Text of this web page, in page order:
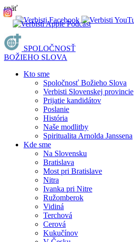
späť
SPOLOČNOSŤ
BOŽIEHO SLOVA
Kto sme
Spoločnosť Božieho Slova
Verbisti Slovenskej provincie
Prijatie kandidátov
Poslanie
História
Naše modlitby
Spiritualita Arnolda Janssena
Kde sme
Na Slovensku
Bratislava
Most pri Bratislave
Nitra
Ivanka pri Nitre
Ružomberok
Vidiná
Terchová
Cerová
Kukučínov